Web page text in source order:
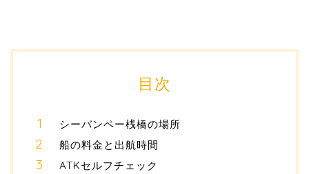
目次
シーバンペー桟橋の場所
船の料金と出航時間
ATKセルフチェック